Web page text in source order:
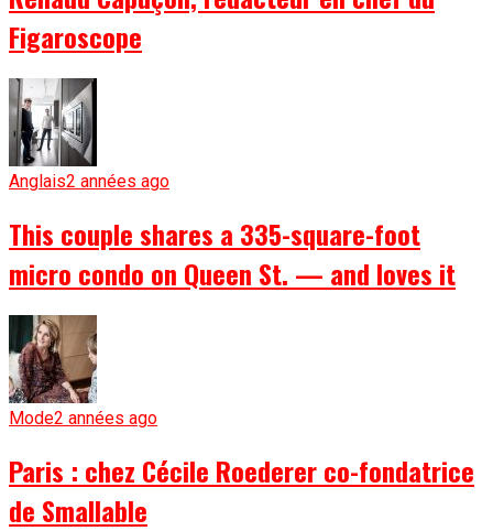
Figaroscope
Anglais2 années ago
This couple shares a 335-square-foot
micro condo on Queen St. — and loves it
Mode2 années ago
Paris : chez Cécile Roederer co-fondatrice
de Smallable